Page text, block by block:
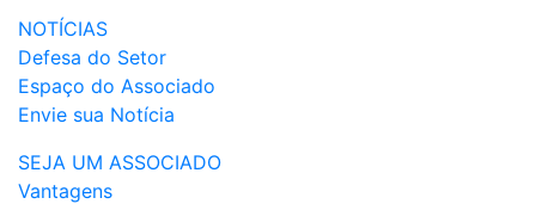
NOTÍCIAS
Defesa do Setor
Espaço do Associado
Envie sua Notícia
SEJA UM ASSOCIADO
Vantagens